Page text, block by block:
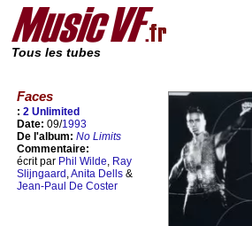
Tous les tubes
Faces
: 2 Unlimited
Date: 09/1993
De l'album: No Limits
Commentaire:
écrit par Phil Wilde, Ray
Slijngaard ,Anita Dells &
Jean-Paul De Coster